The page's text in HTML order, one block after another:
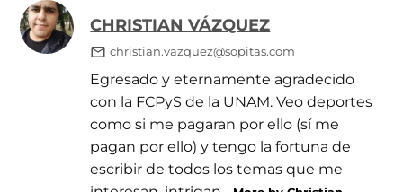
CHRISTIAN VÁZQUEZ
christian.vazquez@sopitas.com
Egresado y eternamente agradecido
con la FCPyS de la UNAM. Veo deportes
como si me pagaran por ello (sí me
pagan por ello) y tengo la fortuna de
escribir de todos los temas que me